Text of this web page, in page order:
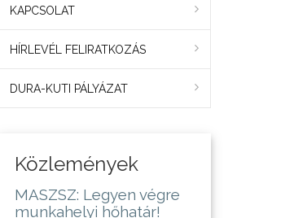
KAPCSOLAT
HÍRLEVÉL FELIRATKOZÁS
DURA-KUTI PÁLYÁZAT
Közlemények
MASZSZ: Legyen végre
munkahelyi hőhatár!